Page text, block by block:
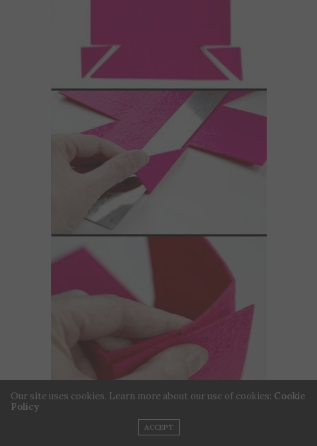
Our site uses cookies. Learn more about our use of cookies: Cookie
Policy
ACCEPT